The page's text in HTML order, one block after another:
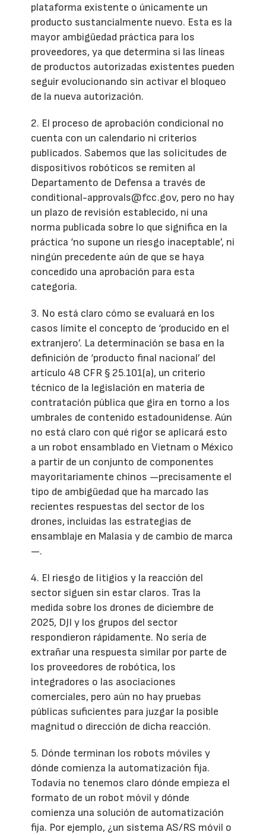
plataforma existente o únicamente un
producto sustancialmente nuevo. Esta es la
mayor ambigüedad práctica para los
proveedores, ya que determina si las líneas
de productos autorizadas existentes pueden
seguir evolucionando sin activar el bloqueo
de la nueva autorización.
2. El proceso de aprobación condicional no
cuenta con un calendario ni criterios
publicados. Sabemos que las solicitudes de
dispositivos robóticos se remiten al
Departamento de Defensa a través de
conditional-approvals@fcc.gov, pero no hay
un plazo de revisión establecido, ni una
norma publicada sobre lo que significa en la
práctica ‘no supone un riesgo inaceptable’, ni
ningún precedente aún de que se haya
concedido una aprobación para esta
categoría.
3. No está claro cómo se evaluará en los
casos límite el concepto de ‘producido en el
extranjero’. La determinación se basa en la
definición de ‘producto final nacional’ del
artículo 48 CFR § 25.101(a), un criterio
técnico de la legislación en materia de
contratación pública que gira en torno a los
umbrales de contenido estadounidense. Aún
no está claro con qué rigor se aplicará esto
a un robot ensamblado en Vietnam o México
a partir de un conjunto de componentes
mayoritariamente chinos —precisamente el
tipo de ambigüedad que ha marcado las
recientes respuestas del sector de los
drones, incluidas las estrategias de
ensamblaje en Malasia y de cambio de marca
—.
4. El riesgo de litigios y la reacción del
sector siguen sin estar claros. Tras la
medida sobre los drones de diciembre de
2025, DJI y los grupos del sector
respondieron rápidamente. No sería de
extrañar una respuesta similar por parte de
los proveedores de robótica, los
integradores o las asociaciones
comerciales, pero aún no hay pruebas
públicas suficientes para juzgar la posible
magnitud o dirección de dicha reacción.
5. Dónde terminan los robots móviles y
dónde comienza la automatización fija.
Todavía no tenemos claro dónde empieza el
formato de un robot móvil y dónde
comienza una solución de automatización
fija. Por ejemplo, ¿un sistema AS/RS móvil o